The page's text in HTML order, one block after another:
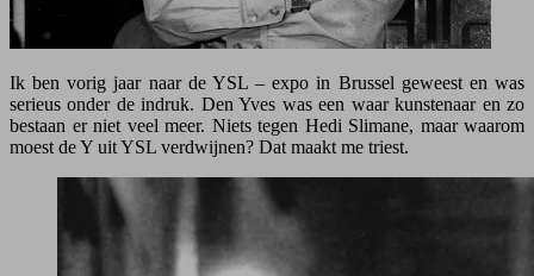
Ik ben vorig jaar naar de YSL – expo in Brussel geweest en was
serieus onder de indruk. Den Yves was een waar kunstenaar en zo
bestaan er niet veel meer. Niets tegen Hedi Slimane, maar waarom
moest de Y uit YSL verdwijnen? Dat maakt me triest.